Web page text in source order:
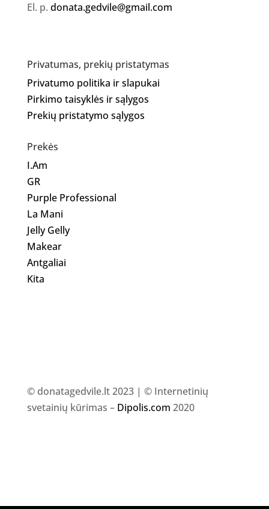
El. p. donata.gedvile@gmail.com
Privatumas, prekių pristatymas
Privatumo politika ir slapukai
Pirkimo taisyklės ir sąlygos
Prekių pristatymo sąlygos
Prekės
I.Am
GR
Purple Professional
La Mani
Jelly Gelly
Makear
Antgaliai
Kita
© donatagedvile.lt 2023 | © Internetinių
svetainių kūrimas – Dipolis.com 2020